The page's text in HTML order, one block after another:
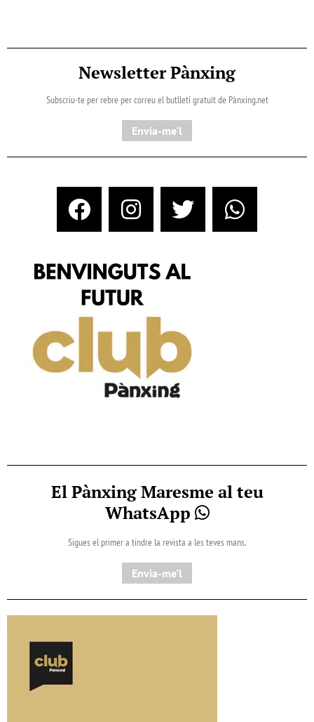
Newsletter Pànxing
Subscriu-te per rebre per correu el butlletí gratuït de Pànxing.net​
Envia-me'l
El Pànxing Maresme al teu
WhatsApp
Sigues el primer a tindre la revista a les teves mans.
Envia-me'l